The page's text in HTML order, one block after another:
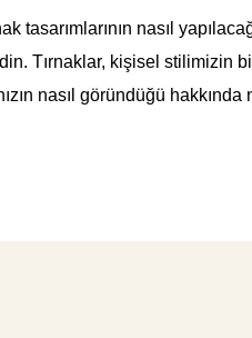
tasarımlarının nasıl
Tırnaklar, kişisel stilimizin
nasıl göründüğü hakkında